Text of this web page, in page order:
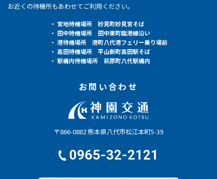
お近くの待機所もあわせてご利用ください。
・ 宮地待機場所 妙見町妙見宮そば
・ 田中待機場所 田中東町臨港線沿い
・ 港待機場所 港町八代港フェリー乗り場前
・ 高田待機場所 平山新町高田駅そば
・ 駅構内待機場所 萩原町八代駅構内
お問い合わせ
〒866-0882 熊本県八代市松江本町5-39
0965-32-2121